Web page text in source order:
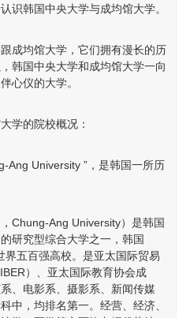
识韩国中央大学与成均馆大学。
成均馆大学，它们拥有漫长的历
韩国中央大学和成均馆大学一向
心仪的大学。
学的院校概况：
Ang University ”，是韩国一所历
Chung-Ang University）是韩国
研究型综合大学之一，韩国
界五百强高校。是亚太国际贸易
）、亚太国际教育协会成
、电影系、摄影系、新闻传媒
中，均排名第一。经营、经济、